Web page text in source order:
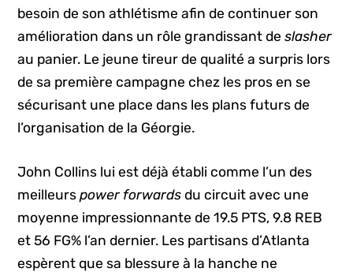
besoin de son athlétisme afin de continuer son
amélioration dans un rôle grandissant deslasher
au panier. Le jeune tireur de qualité a surpris lors
de sa première campagne chez les pros en se
sécurisant une place dans les plans futurs de
l’organisation de la Géorgie.
John Collins lui est déjà établi comme l’un des
meilleurspower forwards du circuit avec une
moyenne impressionnante de 19.5 PTS, 9.8 REB
et 56 FG% l’an dernier. Les partisans d’Atlanta
espèrent que sa blessure à la hanche ne